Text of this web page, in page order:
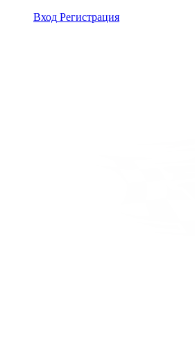
Вход Регистрация